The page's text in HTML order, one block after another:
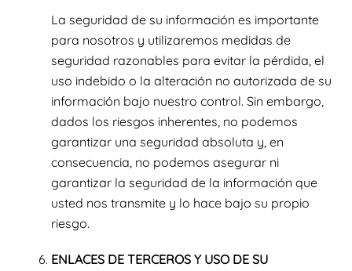
La seguridad de su información es importante
para nosotros y utilizaremos medidas de
seguridad razonables para evitar la pérdida, el
uso indebido o la alteración no autorizada de su
información bajo nuestro control. Sin embargo,
dados los riesgos inherentes, no podemos
garantizar una seguridad absoluta y, en
consecuencia, no podemos asegurar ni
garantizar la seguridad de la información que
usted nos transmite y lo hace bajo su propio
riesgo.
ENLACES DE TERCEROS Y USO DE SU